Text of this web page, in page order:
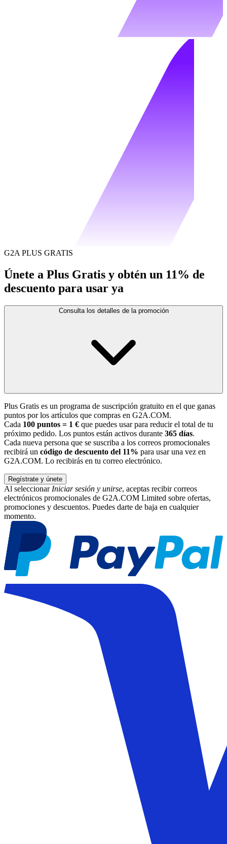
G2A PLUS GRATIS
Únete a Plus Gratis y obtén un 11% de
descuento para usar ya
Consulta los detalles de la promoción
Plus Gratis es un programa de suscripción gratuito en el que ganas
puntos por los artículos que compras en G2A.COM.
Cada 100 puntos = 1 € que puedes usar para reducir el total de tu
próximo pedido. Los puntos están activos durante 365 días.
Cada nueva persona que se suscriba a los correos promocionales
recibirá un código de descuento del 11% para usar una vez en
G2A.COM. Lo recibirás en tu correo electrónico.
Regístrate y únete
Al seleccionar Iniciar sesión y unirse, aceptas recibir correos
electrónicos promocionales de G2A.COM Limited sobre ofertas,
promociones y descuentos. Puedes darte de baja en cualquier
momento.